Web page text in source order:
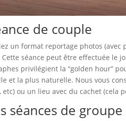
de couple
un format reportage photos
Cette séance peut être effectuée le
privilégient la “golden hour”
et la plus naturelle. Nous vous
etc) ou un lieu avec du cachet (cela
séances de groupe